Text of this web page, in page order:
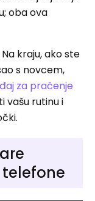
oba ova
Na kraju, ako ste
s novcem,
za pračenje
vašu rutinu i